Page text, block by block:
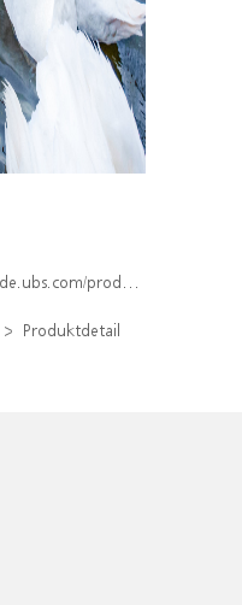
detail/index/isin/DE000WA85ND7
Produktdetail